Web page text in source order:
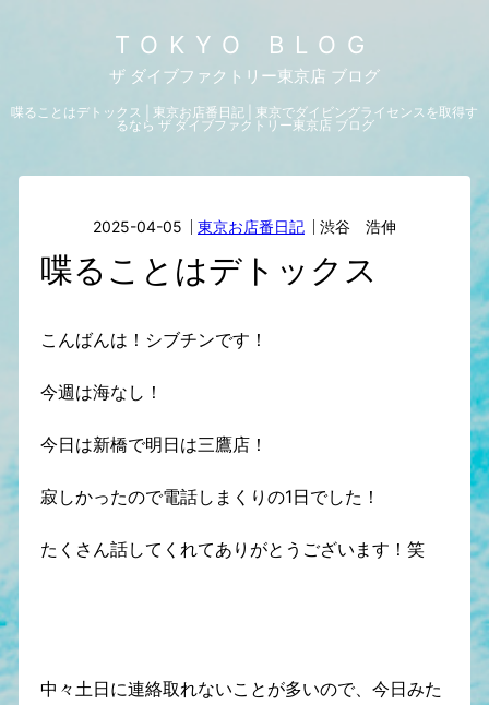
TOKYO BLOG
ザ ダイブファクトリー東京店 ブログ
喋ることはデトックス | 東京お店番日記 | 東京でダイビングライセンスを取得す
るなら ザ ダイブファクトリー東京店 ブログ
2025-04-05 東京お店番日記 渋谷 浩伸
喋ることはデトックス
こんばんは！シブチンです！
今週は海なし！
今日は新橋で明日は三鷹店！
寂しかったので電話しまくりの1日でした！
たくさん話してくれてありがとうございます！笑
中々土日に連絡取れないことが多いので、今日みた